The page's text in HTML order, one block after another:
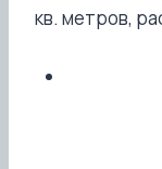
кв. метров,